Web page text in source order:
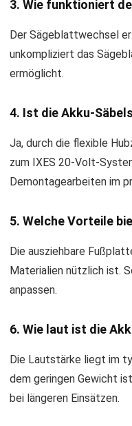
3. Wie funktioniert
Der Sägeblattwechsel
unkompliziert das
ermöglicht.
4. Ist die Akku-
Ja, durch die flexible
zum IXES 20-Volt-
Demontagearbeiten im
5. Welche Vorteile
Die ausziehbare
Materialien nützlich ist.
anpassen.
6. Wie laut ist die
Die Lautstärke liegt im
dem geringen Gewicht
bei längeren Einsätzen.